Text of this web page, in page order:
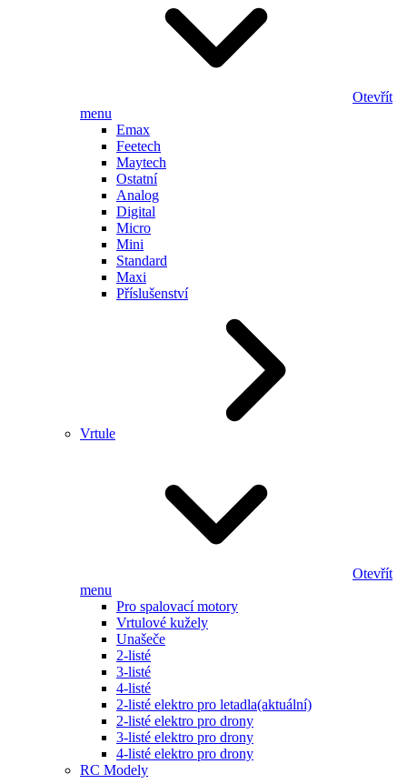
Otevřít
menu
Emax
Feetech
Maytech
Ostatní
Analog
Digital
Micro
Mini
Standard
Maxi
Příslušenství
Vrtule
Otevřít
menu
Pro spalovací motory
Vrtulové kužely
Unašeče
2-listé
3-listé
4-listé
2-listé elektro pro letadla(aktuální)
2-listé elektro pro drony
3-listé elektro pro drony
4-listé elektro pro drony
RC Modely